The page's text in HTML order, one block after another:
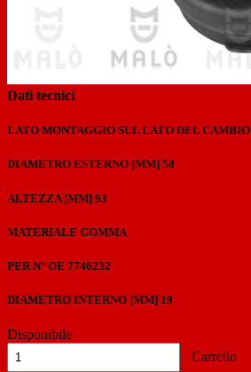
Previous
Next
Dati tecnici
LATO MONTAGGIO SUL LATO DEL CAMBIO
DIAMETRO ESTERNO [MM] 58
ALTEZZA [MM] 93
MATERIALE GOMMA
PER N° OE 7746232
DIAMETRO INTERNO [MM] 19
Disponibile
Carrello